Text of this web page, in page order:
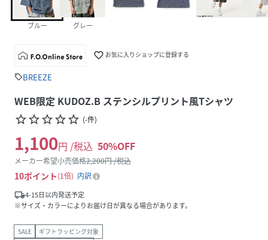
ブルー グレー
favorite_border お気に入りショップに登録する
sellBREEZE
WEB限定 KUDOZ.B ステンシルプリント風Tシャツ
star_borderstar_borderstar_borderstar_borderstar_border (-件)
1,100円 /税込 50%OFF
メーカー希望小売価格2,200円 /税込
10ポイント 1倍
内訳
local_shipping4-15日以内発送予定
※サイズ・カラーによりお届け日が異なる場合があります。
SALE
ギフトラッピング対象